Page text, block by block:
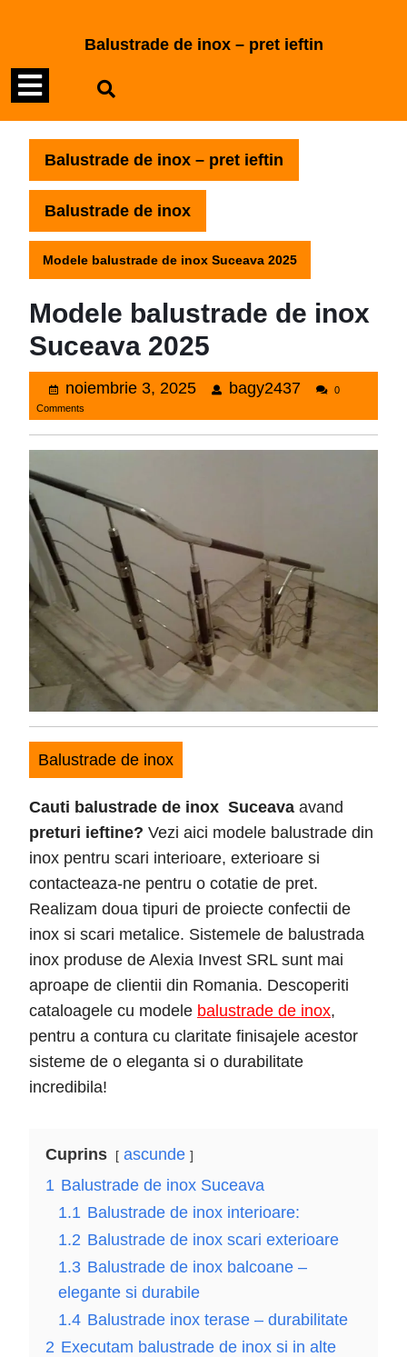
Balustrade de inox – pret ieftin
Open
Menu
Balustrade de inox – pret ieftin
Balustrade de inox
Modele balustrade de inox Suceava 2025
Modele balustrade de inox
Suceava 2025
noiembrie 3, 2025noiembrie
2025
bagy2437bagy2437
0
Comments
Balustrade de inox
Cauti balustrade de inox Suceava avand
preturi ieftine? Vezi aici modele balustrade din
inox pentru scari interioare, exterioare si
contacteaza-ne pentru o cotatie de pret.
Realizam doua tipuri de proiecte confectii de
inox si scari metalice. Sistemele de balustrada
inox produse de Alexia Invest SRL sunt mai
aproape de clientii din Romania. Descoperiti
cataloagele cu modele balustrade de inox,
pentru a contura cu claritate finisajele acestor
sisteme de o eleganta si o durabilitate
incredibila!
Cuprins
ascunde
1 Balustrade de inox Suceava
1.1 Balustrade de inox interioare:
1.2 Balustrade de inox scari exterioare
1.3 Balustrade de inox balcoane –
elegante si durabile
1.4 Balustrade inox terase – durabilitate
2 Executam balustrade de inox si in alte